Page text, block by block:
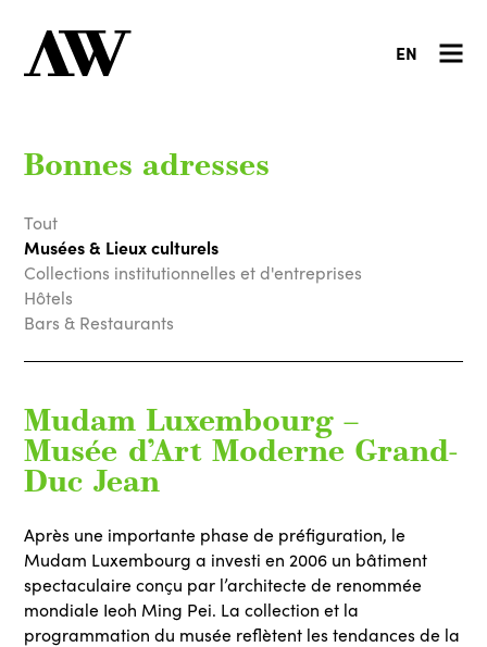
EN
Bonnes adresses
Tout
Musées & Lieux culturels
Collections institutionnelles et d'entreprises
Hôtels
Bars & Restaurants
Mudam Luxembourg –
Musée d’Art Moderne Grand-
Duc Jean
Après une importante phase de préfiguration, le
Mudam Luxembourg a investi en 2006 un bâtiment
spectaculaire conçu par l’architecte de renommée
mondiale Ieoh Ming Pei. La collection et la
programmation du musée reflètent les tendances de la